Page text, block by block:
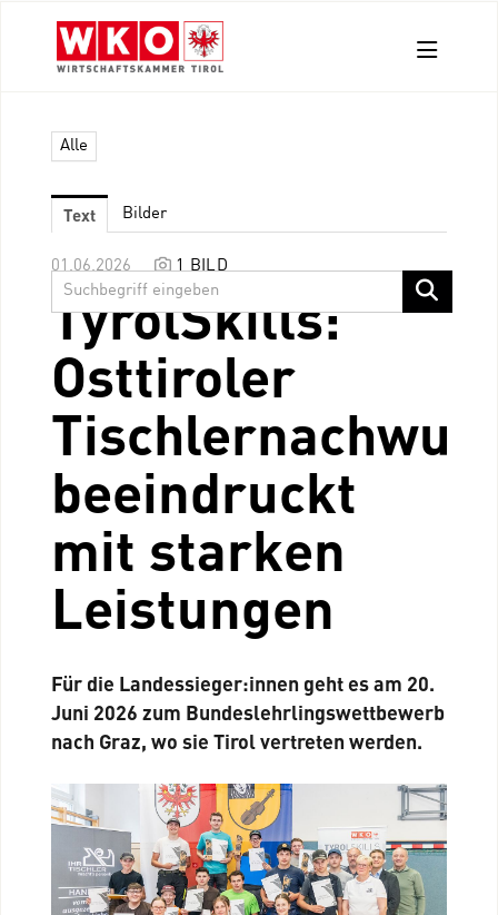
Pressefotos
Alle
Text Bilder
01.06.2026 1 BILD
TyrolSkills:
Osttiroler
beeindruckt
mit starken
Leistungen
Für die Landessieger:innen geht es am 20.
Juni 2026 zum Bundeslehrlingswettbewerb
nach Graz, wo sie Tirol vertreten werden.